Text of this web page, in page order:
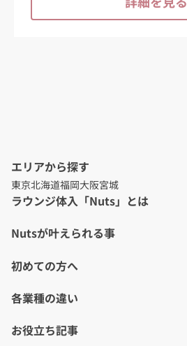
エリアから探す
東京北海道福岡大阪宮城
ラウンジ体入「Nuts」とは
Nutsが叶えられる事
初めての方へ
各業種の違い
お役立ち記事